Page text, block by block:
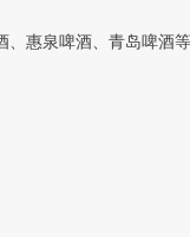
惠泉啤酒、青岛啤酒